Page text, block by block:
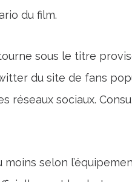
du film.
sous le titre
du site de fans
réseaux sociaux.
selon